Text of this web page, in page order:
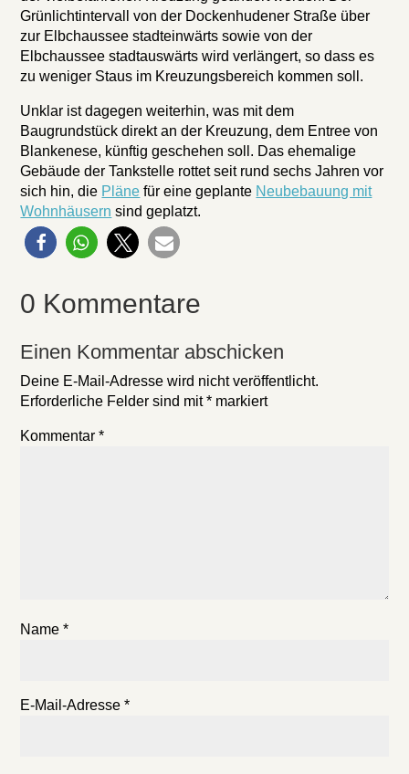
Grünlichtintervall von der Dockenhudener Straße über
zur Elbchaussee stadteinwärts sowie von der
Elbchaussee stadtauswärts wird verlängert, so dass es
zu weniger Staus im Kreuzungsbereich kommen soll.
Unklar ist dagegen weiterhin, was mit dem
Baugrundstück direkt an der Kreuzung, dem Entree von
Blankenese, künftig geschehen soll. Das ehemalige
Gebäude der Tankstelle rottet seit rund sechs Jahren vor
sich hin, die Pläne für eine geplante Neubebauung mit
Wohnhäusern sind geplatzt.
0 Kommentare
Einen Kommentar abschicken
Deine E-Mail-Adresse wird nicht veröffentlicht.
Erforderliche Felder sind mit* markiert
Kommentar*
Name*
E-Mail-Adresse*